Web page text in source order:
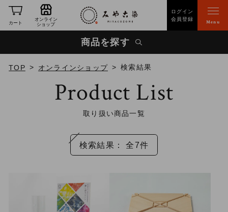
カート
オンライン
ショップ
ログイン
会員登録
Menu
商品を探す
TOP オンラインショップ 検索結果
Product List
取り扱い商品一覧
検索結果： 全7件